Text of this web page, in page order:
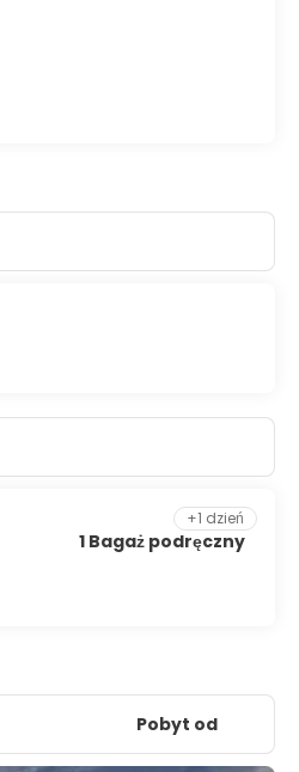
+1 dzień
1 Bagaż podręczny
Pobyt od